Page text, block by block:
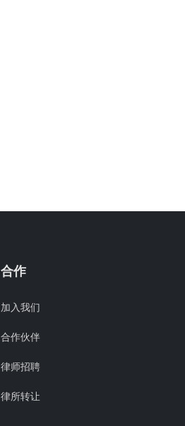
合作
加入我们
合作伙伴
律师招聘
律所转让